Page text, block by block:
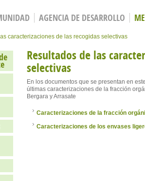
AGENCIA DE DESARROLLO
caracterizaciones de las recogidas selectivas
Resultados de las
selectivas
En los documentos que se presentan en
últimas caracterizaciones de la fracción
Bergara y Arrasate
Caracterizaciones de la fracción
Caracterizaciones de los envases